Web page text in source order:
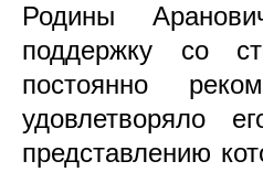
Родины
поддержку со
постоянно
удовлетворяло
представлению